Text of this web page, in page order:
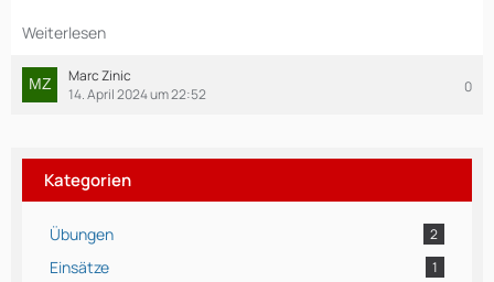
Weiterlesen
Marc Zinic
14. April 2024 um 22:52
0
Kategorien
Übungen 2
Einsätze 1